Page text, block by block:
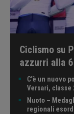
Ciclismo su
azzurri alla
C’è un nuovo
Versari, classe
Nuoto –
regionali